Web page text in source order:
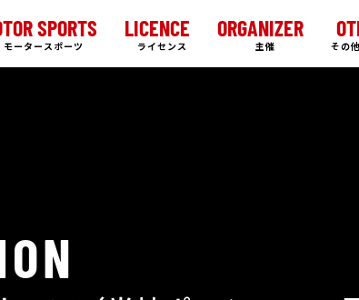
SPORTS
モータースポーツ
LICENCE
ライセンス
ORGANIZER
主催 その